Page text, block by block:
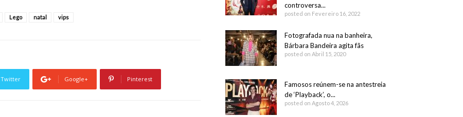
Lego natal vips
Twitter Google+ Pinterest
controversa...
posted on Fevereiro 16, 2022
Fotografada nua na banheira,
Bárbara Bandeira agita fãs
posted on Abril 15, 2020
Famosos reúnem-se na antestreia
de ‘Playback’, o...
posted on Agosto 4, 2026